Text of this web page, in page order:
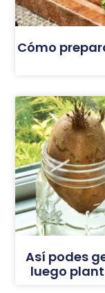
Cómo
Así podes
luego